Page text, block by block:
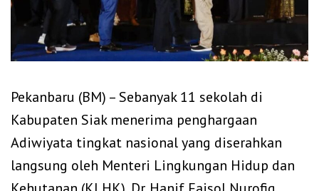
Pekanbaru (BM) – Sebanyak 11 sekolah di
Kabupaten Siak menerima penghargaan
Adiwiyata tingkat nasional yang diserahkan
langsung oleh Menteri Lingkungan Hidup dan